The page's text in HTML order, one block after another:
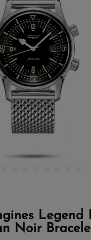
Legend
Noir